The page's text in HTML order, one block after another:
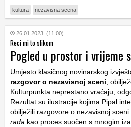
kultura nezavisna scena
26.01.2023. (11:00)
Reci mi to slikom
Pogled u prostor i vrijeme
Umjesto klasičnog novinarskog
razgovor o nezavisnoj sceni ,
Kulturpunkta neprestano vraćaju,
Rezultat su ilustracije kojima Pipal
obilježili razgovore o nezavisnoj sceni:
rada kao proces suočen s mnogim